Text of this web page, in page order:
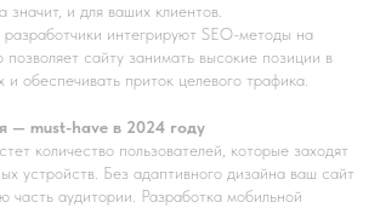
значит, и для ваших клиентов.
интегрируют SEO-методы на
позволяет сайту занимать высокие позиции в
и обеспечивать приток целевого трафика.
— must-have в 2024 году
количество пользователей, которые заходят
устройств. Без адаптивного дизайна ваш сайт
часть аудитории. Разработка мобильной